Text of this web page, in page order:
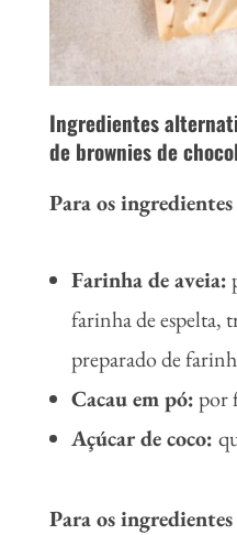
Ingredientes
de brownies de
Para os ingredientes
Farinha de aveia:
farinha de
preparado de
Cacau em pó:por
Açúcar de coco:
Para os